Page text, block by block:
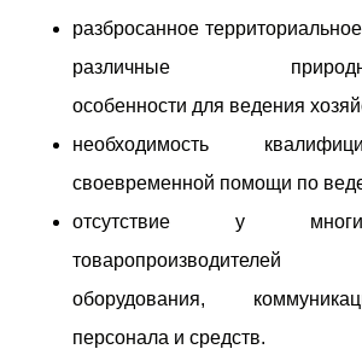
разбросанное
различные природно-
особенности для ведения
необходимость
своевременной помощи по
отсутствие у
товаропроизводителей
оборудования,
персонала и средств.